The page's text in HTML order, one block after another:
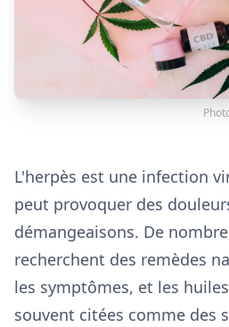
L'herpès est une infection
peut provoquer des
démangeaisons. De
recherchent des remèdes
les symptômes, et les
souvent citées comme des